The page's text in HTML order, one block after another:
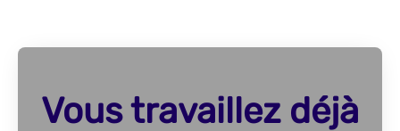
Vous travaillez déjà